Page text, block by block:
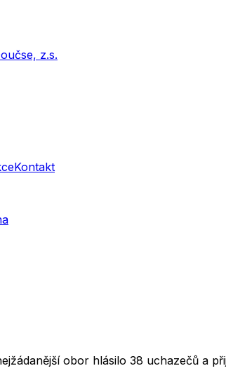
z.s.
Kontakt
obor hlásilo 38 uchazečů a